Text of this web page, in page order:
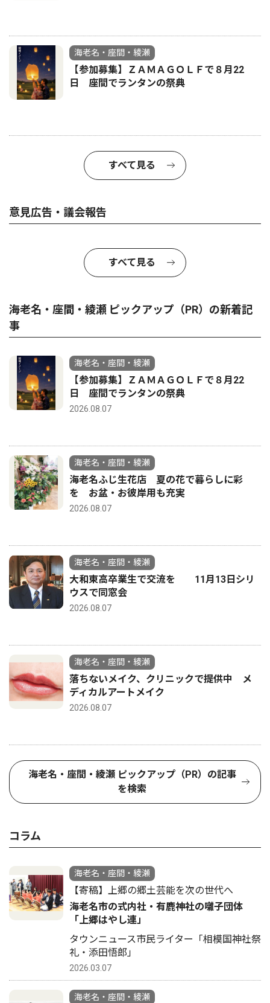
海老名・座間・綾瀬
【参加募集】ＺＡＭＡＧＯＬＦで８月22
日 座間でランタンの祭典
すべて見る
意見広告・議会報告
すべて見る
海老名・座間・綾瀬 ピックアップ（PR）の新着記
事
海老名・座間・綾瀬
【参加募集】ＺＡＭＡＧＯＬＦで８月22
日 座間でランタンの祭典
2026.08.07
海老名・座間・綾瀬
海老名ふじ生花店 夏の花で暮らしに彩
を お盆・お彼岸用も充実
2026.08.07
海老名・座間・綾瀬
大和東高卒業生で交流を 11月13日シリ
ウスで同窓会
2026.08.07
海老名・座間・綾瀬
落ちないメイク、クリニックで提供中 メ
ディカルアートメイク
2026.08.07
海老名・座間・綾瀬 ピックアップ（PR）の記事
を検索
コラム
海老名・座間・綾瀬
【寄稿】上郷の郷土芸能を次の世代へ
海老名市の式内社・有鹿神社の囃子団体
「上郷はやし連」
タウンニュース市民ライター「相模国神社祭
礼・添田悟郎」
2026.03.07
海老名・座間・綾瀬